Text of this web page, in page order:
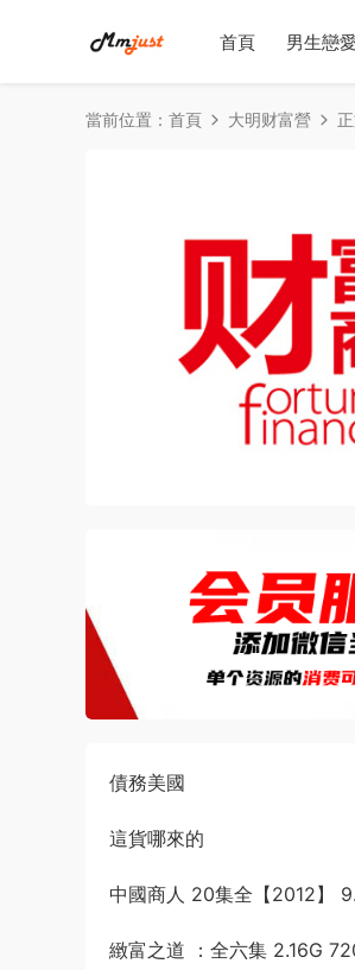
首頁 男生戀
當前位置： 首頁 大明财富營
債務美國
這貨哪來的
中國商人 20集全【2012】
緻富之道 ：全六集 2.16G